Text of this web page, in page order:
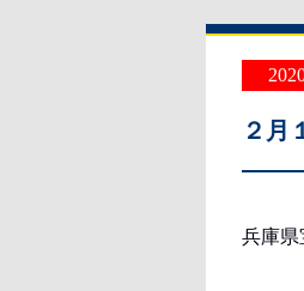
２月
兵庫県